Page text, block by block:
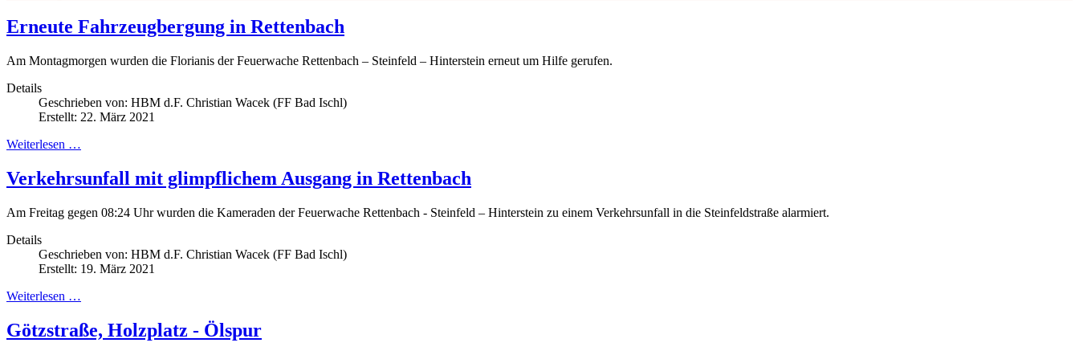
Erneute Fahrzeugbergung in Rettenbach
Am Montagmorgen wurden die Florianis der Feuerwache Rettenbach – Steinfeld – Hinterstein erneut um Hilfe gerufen.
Details
Geschrieben von: HBM d.F. Christian Wacek (FF Bad Ischl)
Erstellt: 22. März 2021
Weiterlesen …
Verkehrsunfall mit glimpflichem Ausgang in Rettenbach
Am Freitag gegen 08:24 Uhr wurden die Kameraden der Feuerwache Rettenbach - Steinfeld – Hinterstein zu einem Verkehrsunfall in die Steinfeldstraße alarmiert.
Details
Geschrieben von: HBM d.F. Christian Wacek (FF Bad Ischl)
Erstellt: 19. März 2021
Weiterlesen …
Götzstraße, Holzplatz - Ölspur